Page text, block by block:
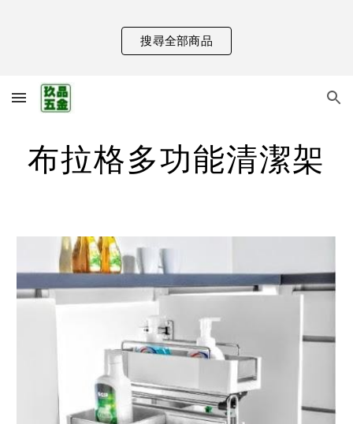
Skip to main content
搜尋全部商品
布拉格多功能清潔架